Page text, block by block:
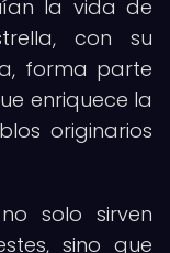
la vida de
con su
forma parte
enriquece la
originarios
solo sirven
sino que